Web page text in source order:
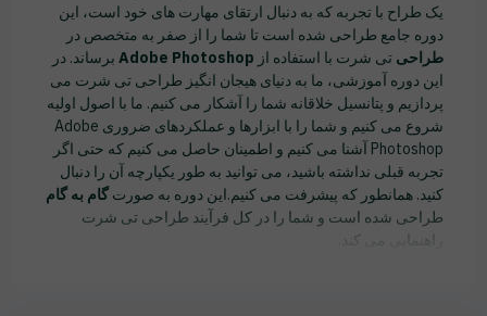
یک طراح با تجربه که به دنبال ارتقای مهارت های خود است، این
دوره جامع طراحی شده است تا شما را از صفر به متخصص در
طراحی تی شرت با استفاده از Adobe Photoshop برساند. در
این دوره آموزشی، ما به دنیای هیجان انگیز طراحی تی شرت می
پردازیم و پتانسیل خلاقانه شما را آشکار می کنیم. ما با اصول اولیه
شروع می کنیم و شما را با ابزارها و عملکردهای ضروری Adobe
Photoshop آشنا می کنیم و اطمینان حاصل می کنیم که حتی اگر
تجربه قبلی نداشته باشید، می توانید به طور یکپارچه آن را دنبال
کنید. همانطور که پیشرفت می کنیم.این دوره به صورتگام به گام
طراحی شده است و شما را در کل فرآیند طراحی تی شرت
راهنمایی می کند.